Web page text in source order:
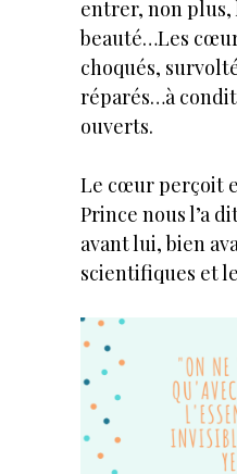
entrer, non
beauté…Les
choqués,
réparés…à
ouverts.
Le cœur perçoit
Prince nous l’a
avant lui, bien
scientifiques et